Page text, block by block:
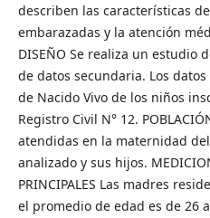
describen las características
embarazadas y la atención
DISEÑO Se realiza un estudio
de datos secundaria. Los
de Nacido Vivo de los niños
Registro Civil N° 12.
atendidas en la maternidad del
analizado y sus hijos.
PRINCIPALES Las madres
el promedio de edad es de 26